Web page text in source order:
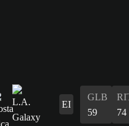
EI
GLB
59
74